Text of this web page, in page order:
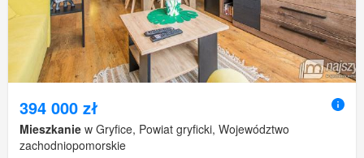
394 000 zł
Mieszkanie w Gryfice, Powiat gryficki, Województwo
zachodniopomorskie